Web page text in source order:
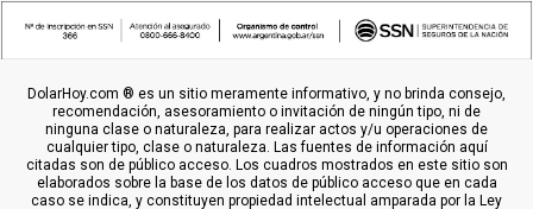
DolarHoy.com ® es un sitio meramente informativo, y no brinda consejo,
recomendación, asesoramiento o invitación de ningún tipo, ni de
ninguna clase o naturaleza, para realizar actos y/u operaciones de
cualquier tipo, clase o naturaleza. Las fuentes de información aquí
citadas son de público acceso. Los cuadros mostrados en este sitio son
elaborados sobre la base de los datos de público acceso que en cada
caso se indica, y constituyen propiedad intelectual amparada por la Ley